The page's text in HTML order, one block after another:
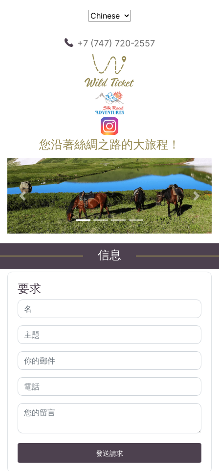
+7 (747) 720-2557
您沿著絲綢之路的大旅程！
以前的 下一個
信息
要求
發送請求